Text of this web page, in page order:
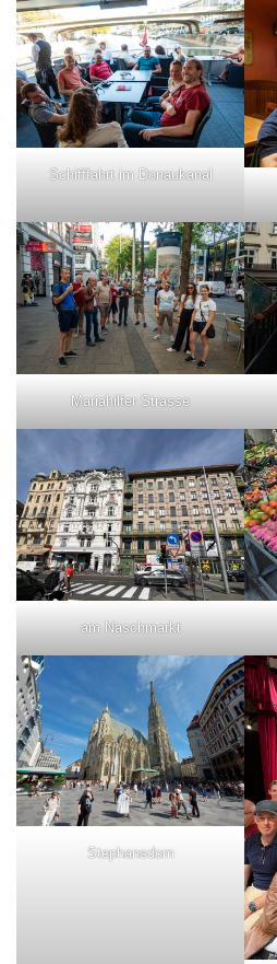
Schifffahrt im Donaukanal
Mariahilfer Strasse
am Naschmarkt
Stephansdom